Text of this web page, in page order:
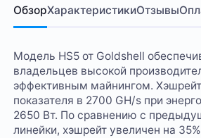
ОбзорХарактеристикиОтзывы
Модель HS5 от Goldshell
владельцев высокой
эффективным майнингом.
показателя в 2700 GH/s при
2650 Вт. По сравнению с
линейки, хэшрейт увеличен на